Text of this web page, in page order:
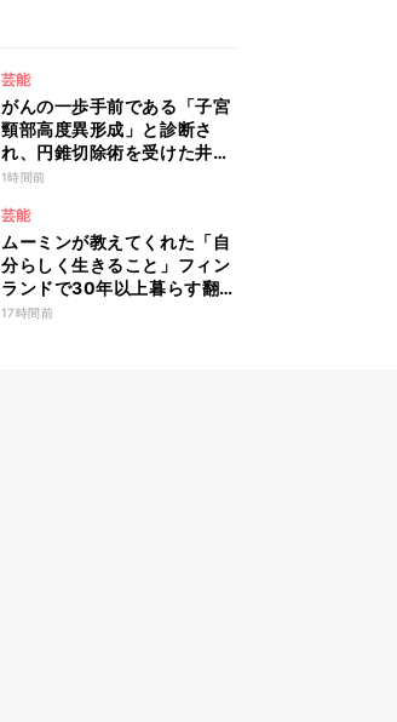
芸能
がんの一歩手前である「子宮
頸部高度異形成」と診断さ
れ、円錐切除術を受けた井口
綾子が病気発覚時のリアルな
トーク番組『青春あっぷで～
と -もっと話そう、子宮頸が
ん予防-』
1時間前
芸能
ムーミンが教えてくれた「自
分らしく生きること」フィン
ランドで30年以上暮らす翻訳
家・森下圭子が語る人生のヒ
17時間前